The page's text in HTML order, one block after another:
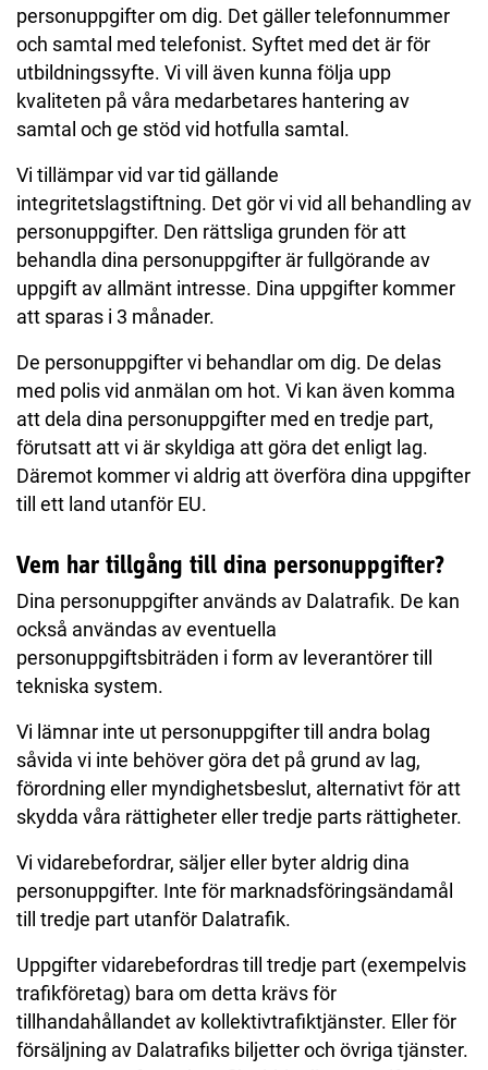
personuppgifter om dig. Det gäller telefonnummer
och samtal med telefonist. Syftet med det är för
utbildningssyfte. Vi vill även kunna följa upp
kvaliteten på våra medarbetares hantering av
samtal och ge stöd vid hotfulla samtal.
Vi tillämpar vid var tid gällande
integritetslagstiftning. Det gör vi vid all behandling av
personuppgifter. Den rättsliga grunden för att
behandla dina personuppgifter är fullgörande av
uppgift av allmänt intresse. Dina uppgifter kommer
att sparas i 3 månader.
De personuppgifter vi behandlar om dig. De delas
med polis vid anmälan om hot. Vi kan även komma
att dela dina personuppgifter med en tredje part,
förutsatt att vi är skyldiga att göra det enligt lag.
Däremot kommer vi aldrig att överföra dina uppgifter
till ett land utanför EU.
Vem har tillgång till dina personuppgifter?
Dina personuppgifter används av Dalatrafik. De kan
också användas av eventuella
personuppgiftsbiträden i form av leverantörer till
tekniska system.
Vi lämnar inte ut personuppgifter till andra bolag
såvida vi inte behöver göra det på grund av lag,
förordning eller myndighetsbeslut, alternativt för att
skydda våra rättigheter eller tredje parts rättigheter.
Vi vidarebefordrar, säljer eller byter aldrig dina
personuppgifter. Inte för marknadsföringsändamål
till tredje part utanför Dalatrafik.
Uppgifter vidarebefordras till tredje part (exempelvis
trafikföretag) bara om detta krävs för
tillhandahållandet av kollektivtrafiktjänster. Eller för
försäljning av Dalatrafiks biljetter och övriga tjänster.